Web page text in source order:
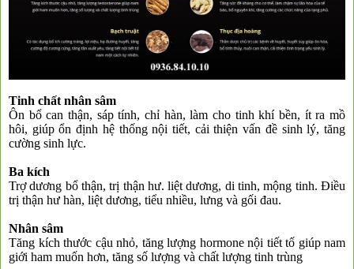
Tinh chất nhân sâm
Ôn bổ can thận, sáp tính, chỉ hàn, làm cho tinh khí bền, ít ra mồ
hôi, giúp ổn định hệ thống nội tiết, cải thiện vấn đề sinh lý, tăng
cường sinh lực.
Ba kích
Trợ dương bổ thận, trị thận hư. liệt dương, di tinh, mộng tinh. Điều
trị thận hư hàn, liệt dương, tiểu nhiều, lưng và gối đau.
Nhân sâm
Tăng kích thước cậu nhỏ, tăng lượng hormone nội tiết tố giúp nam
giới ham muốn hơn, tăng số lượng và chất lượng tinh trùng